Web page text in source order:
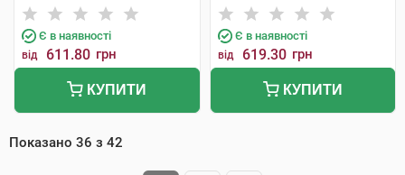
Є в наявності
від 611.80 грн
КУПИТИ
Еспанія
Є в наявності
від 619.30 грн
КУПИТИ
Показано 36 з 42